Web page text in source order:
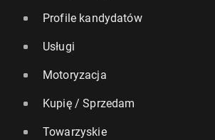
Profile kandydatów
Usługi
Motoryzacja
Kupię / Sprzedam
Towarzyskie